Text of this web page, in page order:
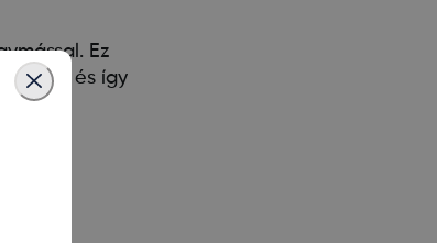
Ez
jeleit, és így